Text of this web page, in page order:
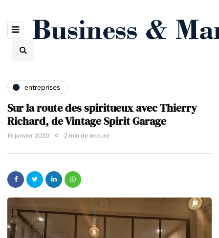
entreprises
Sur la route des spiritueux avec Thierry
Richard, de Vintage Spirit Garage
16 janvier 2020 2 min de lecture